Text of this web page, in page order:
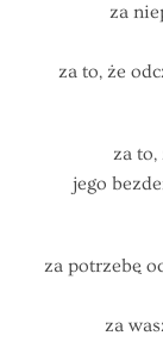
za
za to, że
za
jego
za potrzebę
za